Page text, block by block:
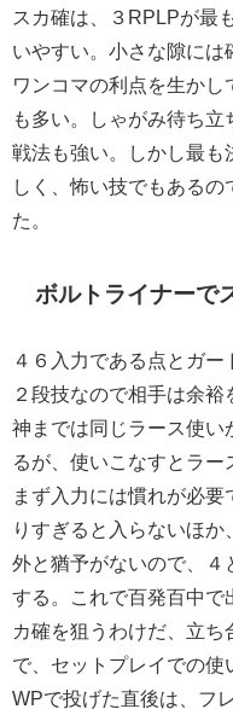
スカ確は、３RPLPが最
いやすい。小さな隙には
ワンコマの利点を生か
も多い。しゃがみ待ち
戦法も強い。しかし最も
しく、怖い技でもあるの
た。
ボルトライナーで
４６入力である点とガ
２段技なので相手は余
神までは同じラース使い
るが、使いこなすとラー
まず入力には慣れが必
りすぎると入らないほ
外と猶予がないので、４
する。これで百発百中で
カ確を狙うわけだ、立
で、セットプレイでの使
WPで投げた直後は、フ